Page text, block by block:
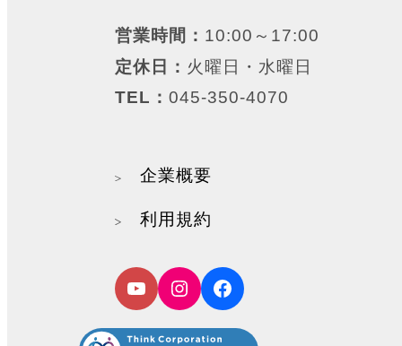
営業時間： 10:00～17:00
定休日： 火曜日・水曜日
TEL： 045-350-4070
企業概要
利用規約